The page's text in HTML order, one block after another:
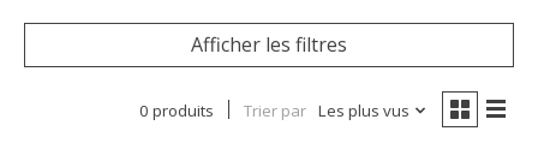
Afficher les filtres
0 produits Trier par Les plus vus